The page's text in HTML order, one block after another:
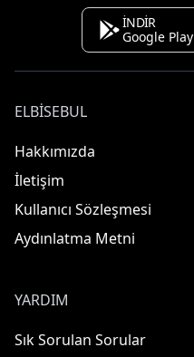
İNDİR
Google Play
ELBISEBUL
Hakkımızda
İletişim
Kullanıcı Sözleşmesi
Aydınlatma Metni
YARDIM
Sık Sorulan Sorular